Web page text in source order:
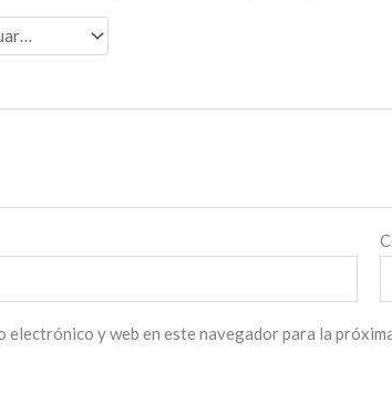
electrónico y web en este navegador para la